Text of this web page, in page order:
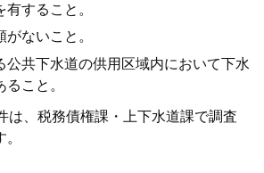
すること。
ないこと。
公共下水道の供用区域内において下水
こと。
は、税務債権課・上下水道課で調査